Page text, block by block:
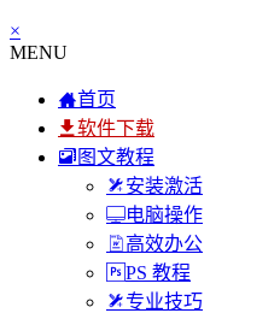
×
MENU
首页
软件下载
图文教程
安装激活
电脑操作
高效办公
PS 教程
专业技巧